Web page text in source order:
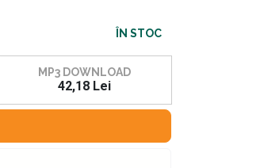
ÎN STOC
MP3 DOWNLOAD
42,18 Lei